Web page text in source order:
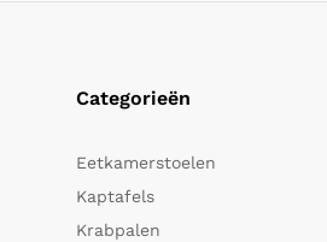
Categorieën
Eetkamerstoelen
Kaptafels
Krabpalen